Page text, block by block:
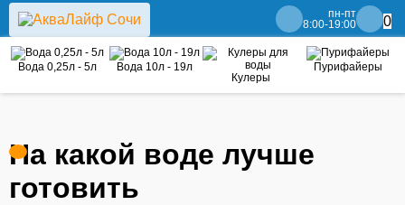
пн-пт
8:00-19:00
0
Вода 0,25л - 5л
Вода 10л - 19л
Кулеры
Пурифайеры
На какой воде лучше
готовить